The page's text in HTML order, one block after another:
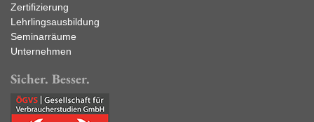
Zertifizierung
Lehrlingsausbildung
Seminarräume
Unternehmen
Sicher. Besser.